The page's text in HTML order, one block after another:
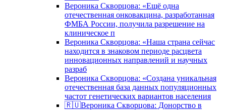
Вероника Скворцова: «Ещё одна
отечественная онковакцина, разработанная
ФМБА России, получила разрешение на
клиническое п
Вероника Скворцова: «Наша страна сейчас
находится в знаковом периоде расцвета
инновационных направлений и научных
разраб
Вероника Скворцова: «Создана уникальная
отечественная база данных популяционных
частот генетических вариантов населения
🇷🇺Вероника Скворцова: Донорство в